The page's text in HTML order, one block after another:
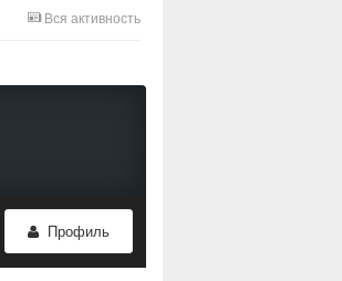
Вся активность
Профиль